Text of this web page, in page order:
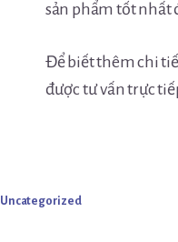
sản phẩm tốt nhất
Để biết thêm chi
được tư vấn trực
Uncategorized